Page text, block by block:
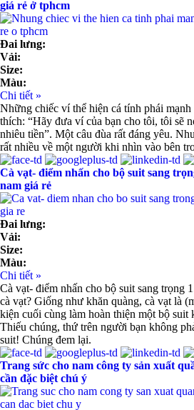
giá rẻ ở tphcm
Đai lưng:
Vải:
Size:
Màu:
Chi tiết »
Những chiếc ví thể hiện cá tính phái
thích: “Hãy đưa ví của bạn cho tôi, tôi sẽ
nhiêu tiền”. Một câu đùa rất đáng yêu.
rất nhiều về một người khi nhìn vào bên
Cà vạt- điểm nhấn cho bộ suit sang
nam giá rẻ
Đai lưng:
Vải:
Size:
Màu:
Chi tiết »
Cà vạt- điểm nhấn cho bộ suit sang trọng
cà vạt? Giống như khăn quàng, cà vạt là
kiện cuối cùng làm hoàn thiện một bộ suit
Thiếu chúng, thứ trên người bạn không
suit! Chúng đem lại.
Trang sức cho nam công ty sản xuất
cần đặc biệt chú ý